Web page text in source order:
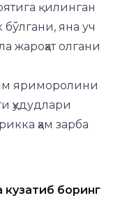
қилинган
бўлгани, яна уч
жароҳат олгани
яриморолини
ҳудудлари
ҳам зарба
кузатиб боринг